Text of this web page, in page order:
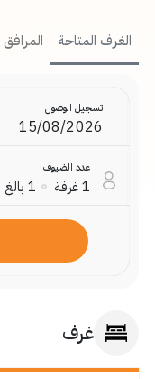
الغرف المتاحة المرافق
تسجيل الوصول
عدد الضيوف
1غرفة 1 بالغ
غرف